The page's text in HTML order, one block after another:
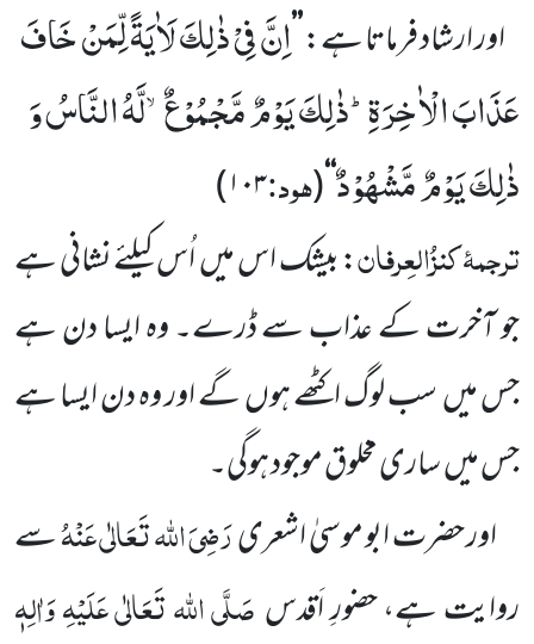
اور ارشاد فرماتا ہے:’’اِنَّ فِیْ ذٰلِكَ لَاٰیَةً لِّمَنْ خَافَ
عَذَابَ الْاٰخِرَةِؕ-ذٰلِكَ یَوْمٌ مَّجْمُوْعٌۙ-لَّهُ النَّاسُ وَ
ذٰلِكَ یَوْمٌ مَّشْهُوْدٌ‘‘
(ہود:۱۰۳)
ترجمۂکنزُالعِرفان: بیشک اس میںاُس کیلئے نشانی ہے
جو آخرت کے عذاب سے ڈرے۔ وہ ایسا دن ہے
جس میںسب لوگ اکٹھے ہوںگے اور وہ دن ایسا ہے
جس میںساری مخلوق موجود ہوگی۔
اور حضرت ابو موسیٰ اشعریرَضِیَ اللہ تَعَالٰی عَنْہُسے
روایت ہے، حضورِ اَقدسصَلَّی اللہ تَعَالٰی عَلَیْہِ وَاٰلِہٖ